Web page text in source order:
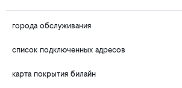
города обслуживания
список подключенных адресов
карта покрытия билайн